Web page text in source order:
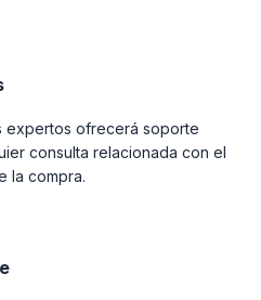
expertos ofrecerá soporte
consulta relacionada con el
la compra.